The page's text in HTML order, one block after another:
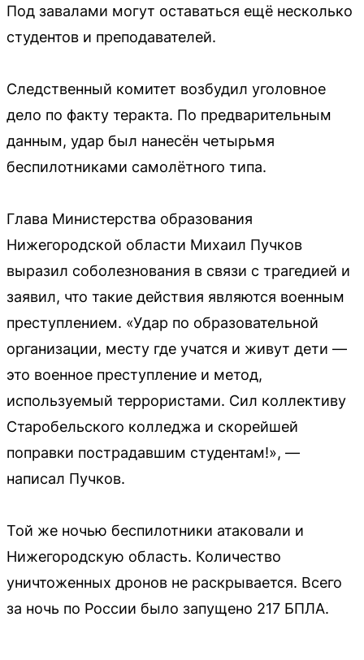
Под завалами могут оставаться ещё несколько
студентов и преподавателей.
Следственный комитет возбудил уголовное
дело по факту теракта. По предварительным
данным, удар был нанесён четырьмя
беспилотниками самолётного типа.
Глава Министерства образования
Нижегородской области Михаил Пучков
выразил соболезнования в связи с трагедией и
заявил, что такие действия являются военным
преступлением. «Удар по образовательной
организации, месту где учатся и живут дети —
это военное преступление и метод,
используемый террористами. Сил коллективу
Старобельского колледжа и скорейшей
поправки пострадавшим студентам!», —
написал Пучков.
Той же ночью беспилотники атаковали и
Нижегородскую область. Количество
уничтоженных дронов не раскрывается. Всего
за ночь по России было запущено 217 БПЛА.